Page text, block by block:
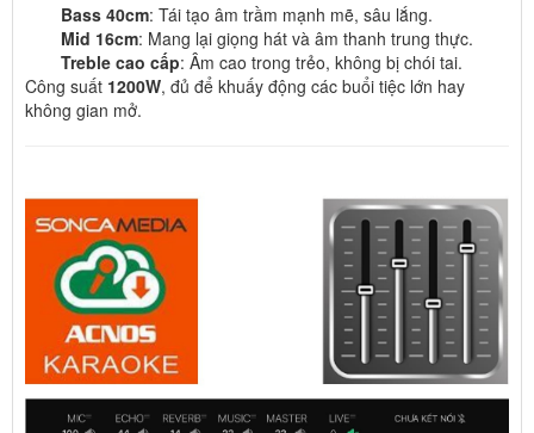
Bass 40cm: Tái tạo âm trầm mạnh mẽ, sâu lắng.
Mid 16cm: Mang lại giọng hát và âm thanh trung thực.
Treble cao cấp: Âm cao trong trẻo, không bị chói tai.
Công suất 1200W, đủ để khuấy động các buổi tiệc lớn hay
không gian mở.